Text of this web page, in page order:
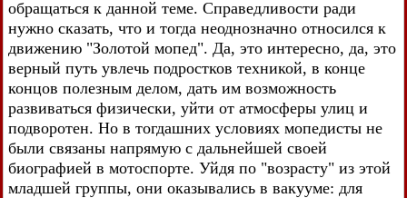
обращаться к данной теме. Справедливости ради
нужно сказать, что и тогда неоднозначно относился к
движению "Золотой мопед". Да, это интересно, да, это
верный путь увлечь подростков техникой, в конце
концов полезным делом, дать им возможность
развиваться физически, уйти от атмосферы улиц и
подворотен. Но в тогдашних условиях мопедисты не
были связаны напрямую с дальнейшей своей
биографией в мотоспорте. Уйдя по "возрасту" из этой
младшей группы, они оказывались в вакууме: для